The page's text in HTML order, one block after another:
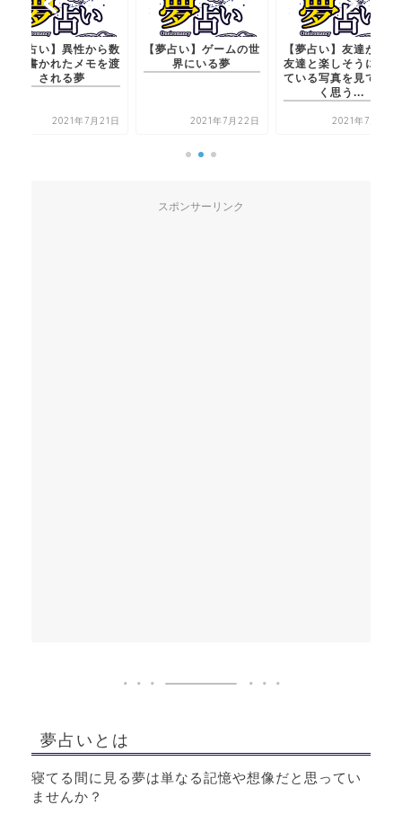
【夢占い】ゲームの世
界にいる夢
2021年7月22日
【夢占い】友達が他の
友達と楽しそうに移っ
2021年7月21日
【夢占い】異性から数
字が書かれたメモを渡
される夢
2021年7月21日
スポンサーリンク
夢占いとは
寝てる間に見る夢は単なる記憶や想像だと思ってい
ませんか？